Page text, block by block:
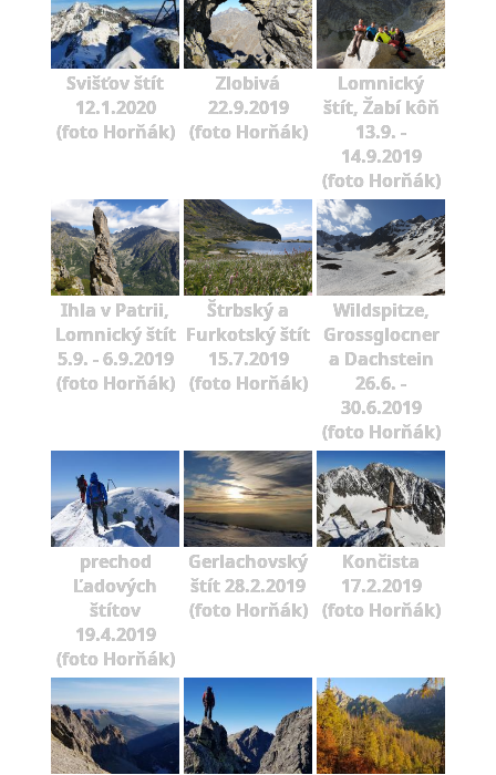
Svišťov štít
12.1.2020
(foto Horňák)
Zlobivá
22.9.2019
(foto Horňák)
Lomnický
štít, Žabí kôň
13.9. -
14.9.2019
(foto Horňák)
Ihla v Patrii,
Lomnický štít
5.9. - 6.9.2019
(foto Horňák)
Štrbský a
Furkotský štít
15.7.2019
(foto Horňák)
Wildspitze,
Grossglocner
a Dachstein
26.6. -
30.6.2019
(foto Horňák)
prechod
Ľadových
štítov
19.4.2019
(foto Horňák)
Gerlachovský
štít 28.2.2019
(foto Horňák)
Končista
17.2.2019
(foto Horňák)